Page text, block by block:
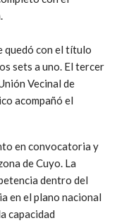
quedó con el título
sets a uno. El tercer
Vecinal de
acompañó el
en convocatoria y
de Cuyo. La
dentro del
en el plano nacional
capacidad